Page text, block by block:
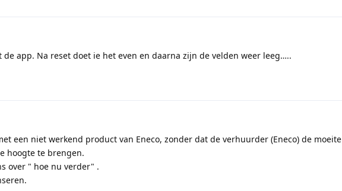
de app. Na reset doet ie het even en daarna zijn de velden weer leeg…..
een niet werkend product van Eneco, zonder dat de verhuurder (Eneco) de moeite
hoogte te brengen.
over " hoe nu verder" .